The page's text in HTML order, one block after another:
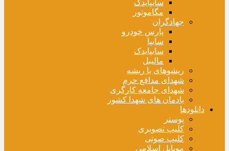
سایپایدک
مگاموتور
جهادگران
پارس خودرو
سایپا
سایپایدک
مالیبل
ریشوهای با ریشه
شهدای مدافع حرم
شهدای جامعه کارگری
یادمان های شهدا کشور
دانلودها
پوستر
کلیپ تصویری
کلیپ صوتی
موبایل اسلامی